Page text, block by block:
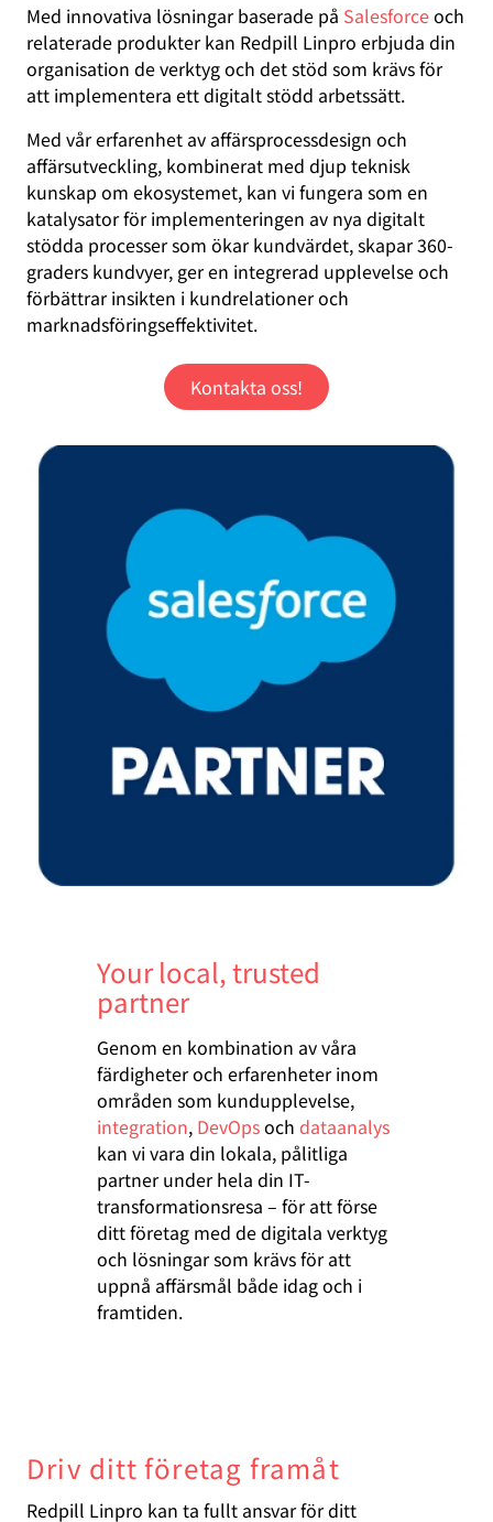
Med innovativa lösningar baserade på Salesforceoch
relaterade produkter kan Redpill Linpro erbjuda din
organisation de verktyg och det stöd som krävs för
att implementera ett digitalt stödd arbetssätt.
Med vår erfarenhet av affärsprocessdesign och
affärsutveckling, kombinerat med djup teknisk
kunskap om ekosystemet, kan vi fungera som en
katalysator för implementeringen av nya digitalt
stödda processer som ökar kundvärdet, skapar 360-
graders kundvyer, ger en integrerad upplevelse och
förbättrar insikten i kundrelationer och
marknadsföringseffektivitet.
Kontakta oss!
Your local, trusted
partner
Genom en kombination av våra
färdigheter och erfarenheter inom
områden som kundupplevelse,
integration, DevOpsoch dataanalys
kan vi vara din lokala, pålitliga
partner under hela din IT-
transformationsresa – för att förse
ditt företag med de digitala verktyg
och lösningar som krävs för att
uppnå affärsmål både idag och i
framtiden.
Driv ditt företag framåt
Redpill Linpro kan ta fullt ansvar för ditt